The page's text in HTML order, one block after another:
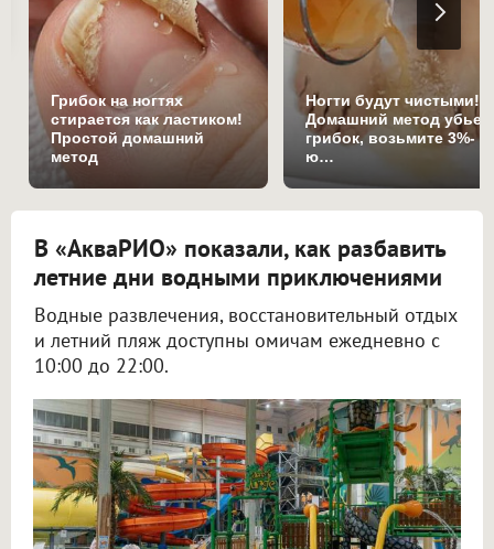
Грибок на ногтях
стирается как ластиком!
Простой домашний
метод
Ногти будут чистыми!
Домашний метод убьет
грибок, возьмите 3%-
ю…
В «АкваРИО» показали, как разбавить
летние дни водными приключениями
Водные развлечения, восстановительный отдых
и летний пляж доступны омичам ежедневно с
10:00 до 22:00.